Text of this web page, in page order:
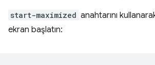
start-maximized anahtarını
ekran başlatın: